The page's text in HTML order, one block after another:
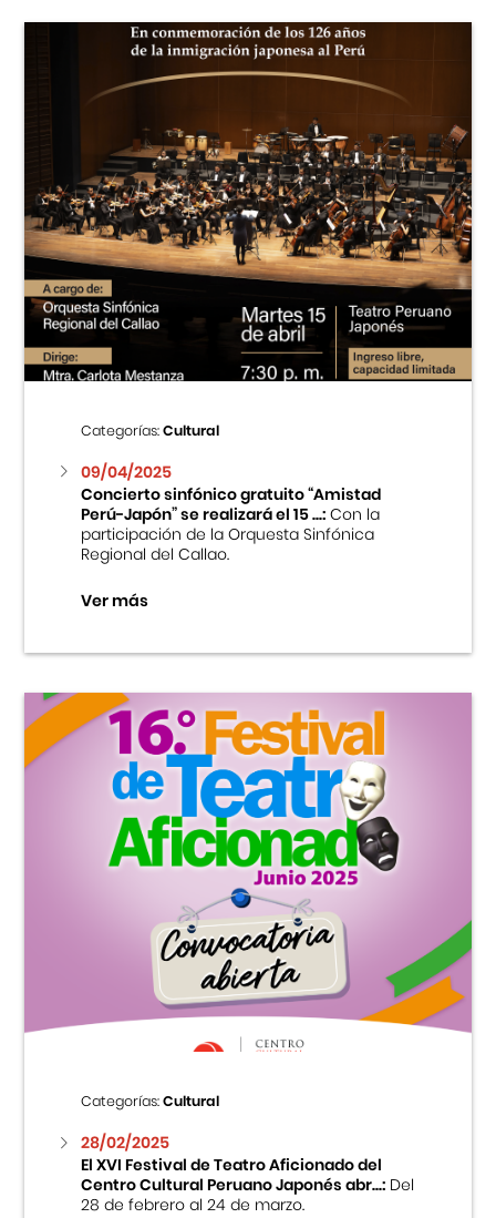
Categorías:Cultural
09/04/2025
Concierto sinfónico gratuito “Amistad
Perú-Japón” se realizará el 15 ...:Con la
participación de la Orquesta Sinfónica
Regional del Callao.
Ver más
Categorías:Cultural
28/02/2025
El XVI Festival de Teatro Aficionado del
Centro Cultural Peruano Japonés abr...:Del
28 de febrero al 24 de marzo.